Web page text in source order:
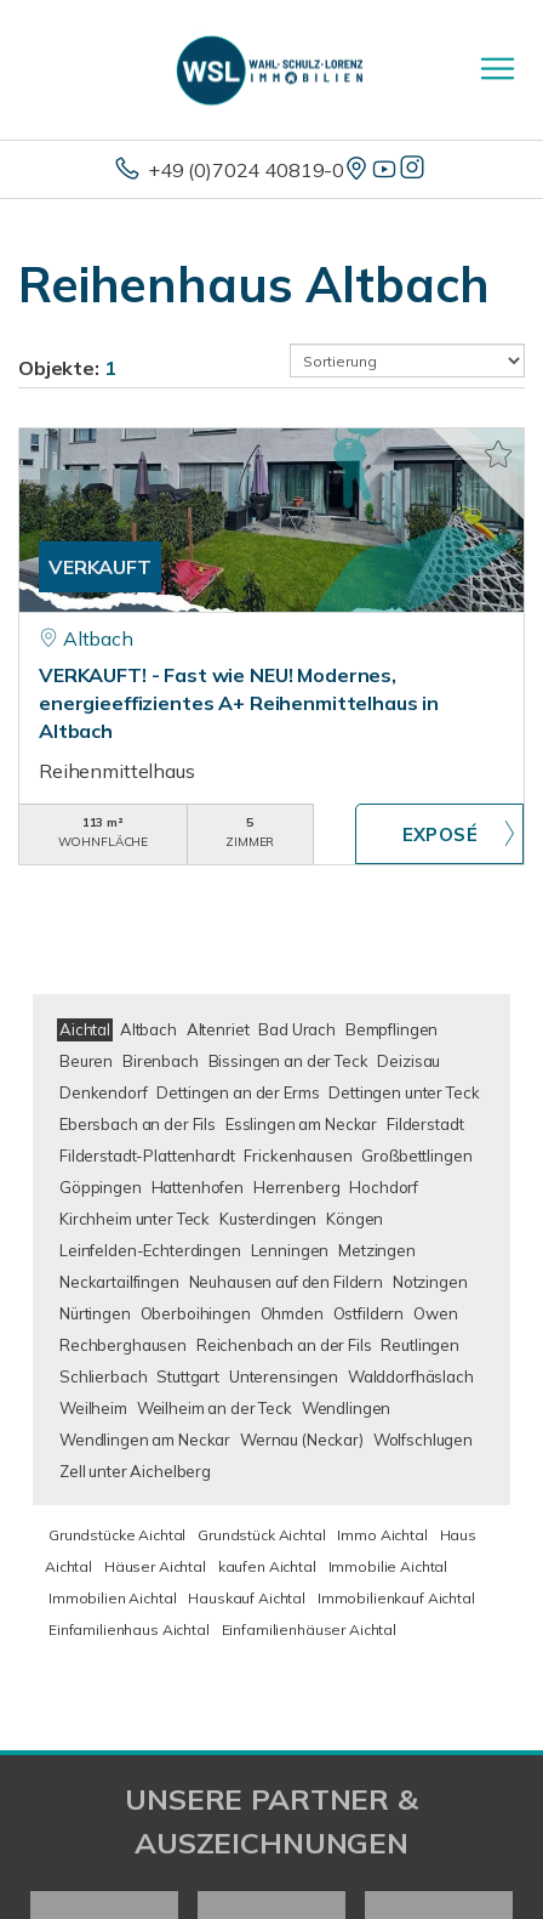
+49 (0)7024 40819-0
Reihenhaus Altbach
Objekte: 1
VERKAUFT
Altbach
VERKAUFT! - Fast wie NEU! Modernes,
energieeffizientes A+ Reihenmittelhaus in
Altbach
Reihenmittelhaus
113 m²
WOHNFLÄCHE
5
ZIMMER
Aichtal Altbach Altenriet Bad Urach
Bempflingen
Beuren
Birenbach Bissingen an der Teck Deizisau
Denkendorf Dettingen an der Erms Dettingen unter Teck
Ebersbach an der Fils
Esslingen am Neckar Filderstadt
Filderstadt-Plattenhardt Frickenhausen Großbettlingen
Göppingen
Hattenhofen Herrenberg Hochdorf
Kirchheim unter Teck
Kusterdingen
Köngen
Leinfelden-Echterdingen
Lenningen
Metzingen
Neckartailfingen
Neuhausen auf den Fildern
Notzingen
Nürtingen
Oberboihingen Ohmden Ostfildern
Owen
Rechberghausen
Reichenbach an der Fils Reutlingen
Schlierbach Stuttgart Unterensingen Walddorfhäslach
Weilheim Weilheim an der Teck Wendlingen
Wendlingen am Neckar Wernau (Neckar) Wolfschlugen
Zell unter Aichelberg
Grundstücke Aichtal Grundstück Aichtal Immo Aichtal
Haus
Aichtal
Häuser Aichtal kaufen Aichtal
Immobilie Aichtal
Immobilien Aichtal
Hauskauf Aichtal
Immobilienkauf Aichtal
Einfamilienhaus Aichtal
Einfamilienhäuser Aichtal
UNSERE PARTNER &
AUSZEICHNUNGEN